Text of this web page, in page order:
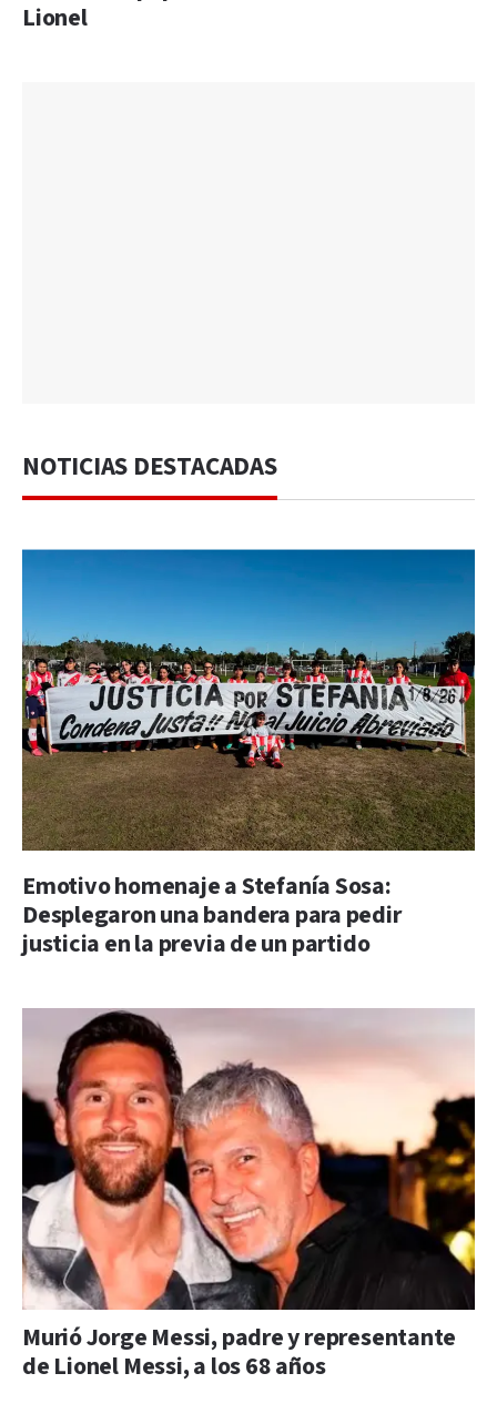
Lionel
NOTICIAS DESTACADAS
Emotivo homenaje a Stefanía Sosa:
Desplegaron una bandera para pedir
justicia en la previa de un partido
Murió Jorge Messi, padre y representante
de Lionel Messi, a los 68 años